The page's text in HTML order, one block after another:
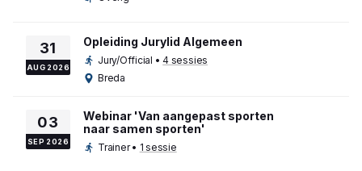
31
AUG 2026
Opleiding Jurylid Algemeen
Jury/Official •4 sessies
Breda
03
SEP 2026
Webinar 'Van aangepast sporten
naar samen sporten'
Trainer • 1 sessie